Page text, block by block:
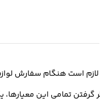
لازم است هنگام